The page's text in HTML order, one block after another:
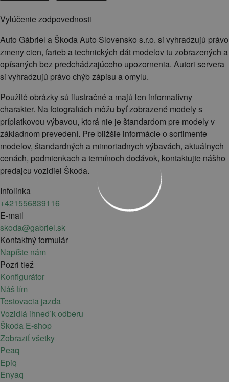
Vylúčenie zodpovednosti
Auto Gábriel a Škoda Auto Slovensko s.r.o. si vyhradzujú právo
zmeny cien, farieb a technických dát modelov tu zobrazených a
opísaných bez predchádzajúceho upozornenia. Autori servera
si vyhradzujú právo chýb zápisu a omylu.
Použité obrázky sú ilustračné a majú len informatívny
charakter. Na fotografiách môžu byť zobrazené modely s
príplatkovou výbavou, ktorá nie je štandardom pre modely v
základnom prevedení. Pre bližšie informácie o sortimente
modelov, štandardných a mimoriadnych výbavách, aktuálnych
cenách, podmienkach a termínoch dodávok, kontaktujte nášho
predajcu vozidiel Škoda.
Infolinka
+421556839116
E-mail
skoda@gabriel.sk
Kontaktný formulár
Napíšte nám
Pozri tiež
Konfigurátor
Náš tím
Testovacia jazda
Vozidlá ihneď k odberu
Škoda E-shop
Zobraziť všetky
Peaq
Epiq
Enyaq